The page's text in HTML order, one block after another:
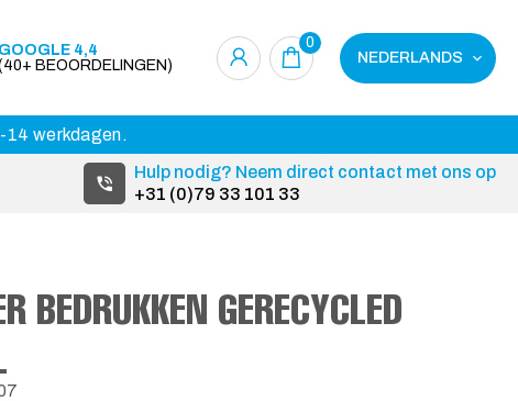
GOOGLE 4,4
BEOORDELINGEN)
0
NEDERLANDS
werkdagen.
Hulp nodig? Neem direct contact met ons op
+31 (0)79 33 101 33
BEDRUKKEN GERECYCLED